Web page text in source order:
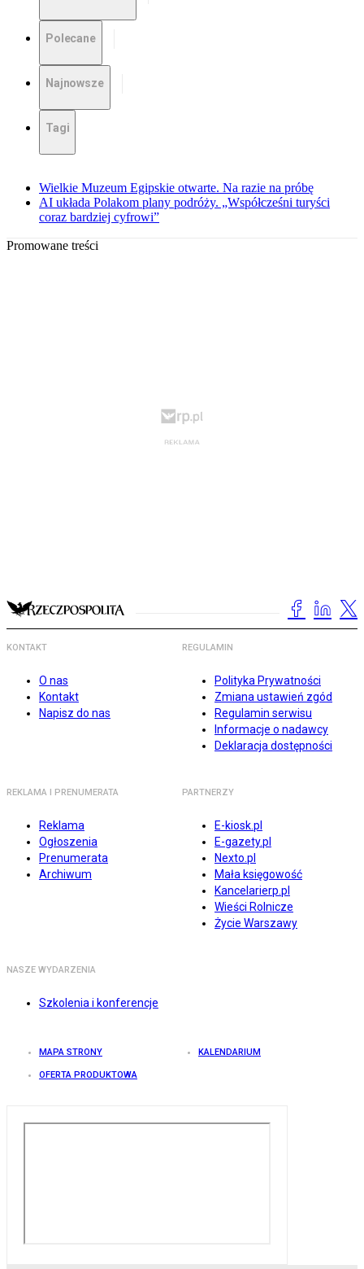
Polecane
Najnowsze
Tagi
Wielkie Muzeum Egipskie otwarte. Na razie na próbę
AI układa Polakom plany podróży. „Współcześni turyści
coraz bardziej cyfrowi”
Promowane treści
KONTAKT
O nas
Kontakt
Napisz do nas
REGULAMIN
Polityka Prywatności
Zmiana ustawień zgód
Regulamin serwisu
Informacje o nadawcy
Deklaracja dostępności
REKLAMA I PRENUMERATA
Reklama
Ogłoszenia
Prenumerata
Archiwum
PARTNERZY
E-kiosk.pl
E-gazety.pl
Nexto.pl
Mała księgowość
Kancelarierp.pl
Wieści Rolnicze
Życie Warszawy
NASZE WYDARZENIA
Szkolenia i konferencje
MAPA STRONY KALENDARIUM
OFERTA PRODUKTOWA